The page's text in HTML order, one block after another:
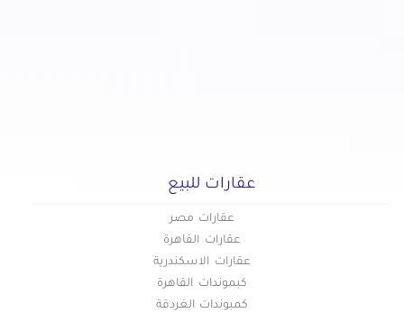
عقارات للبيع
عقارات مصر
عقارات القاهرة
عقارات الاسكندرية
كبموندات القاهرة
كمبوندات الغردقة